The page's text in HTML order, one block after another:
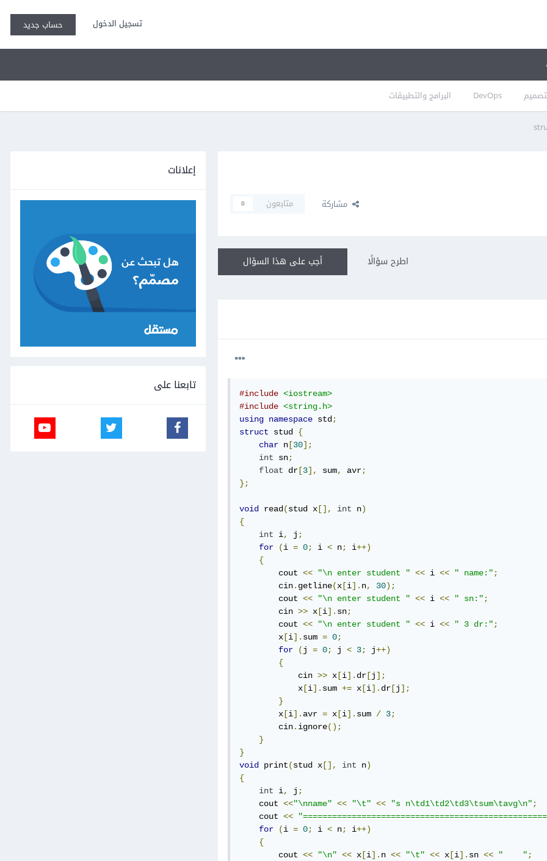
تسجيل الدخول حساب جديد
DevOps البرامج والتطبيقات
مشاركة متابعون 0
أجب على هذا السؤال اطرح سؤالًا
#include <iostream>
#include <string.h>
using namespace std ;
struct stud {
char n [30];
int sn;
float dr [3], sum, avr;
};
void read (stud x [], int n)
{
int i, j ;
for
(i = 0; i < n; i++)
{
cout << "\n enter student " << i << " name:" ;
cin. getline(x [i]. n, 30);
cout << "\n enter student " << i << " sn:" ;
cin >> x [i]. sn;
cout << "\n enter student " << i << " 3 dr:" ;
x [i]. sum = 0;
for
(j = 0; j < 3; j++)
{
cin >> x [i]. dr [j];
x [i]. sum += x [i]. dr [j];
}
x [i]. avr = x [i]. sum / 3;
cin. ignore();
}
}
void
print(stud x [], int n)
{
int i, j ;
cout <<"\nname" << "\t" << "s n\td1\td2\td3\tsum\tavg\n" ;
cout <<
for
(i = 0; i < n; i++)
{
cout << "\n" << x [i]. n << "\t" << x [i]. sn << "    " ;
إعلانات
تابعنا على